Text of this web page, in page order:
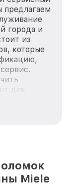
города и
из
которые
для
Miele, вне
Мы
Miele